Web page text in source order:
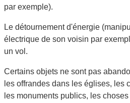
par exemple).
Le détournement d'énergie
électrique de son voisin par
un vol.
Certains objets ne sont pas
les offrandes dans les églises, les
les monuments publics, les